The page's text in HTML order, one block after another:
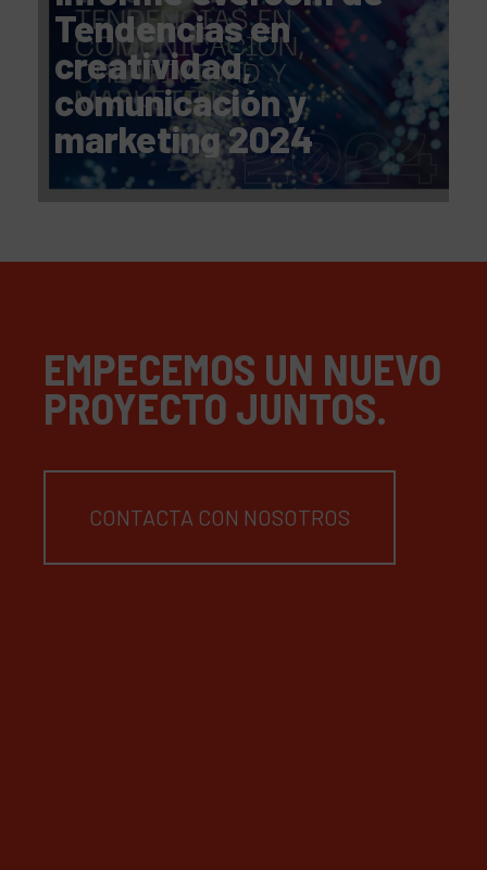
Tendencias en
creatividad,
comunicación y
marketing 2024
EMPECEMOS UN NUEVO
PROYECTO JUNTOS.
CONTACTA CON NOSOTROS